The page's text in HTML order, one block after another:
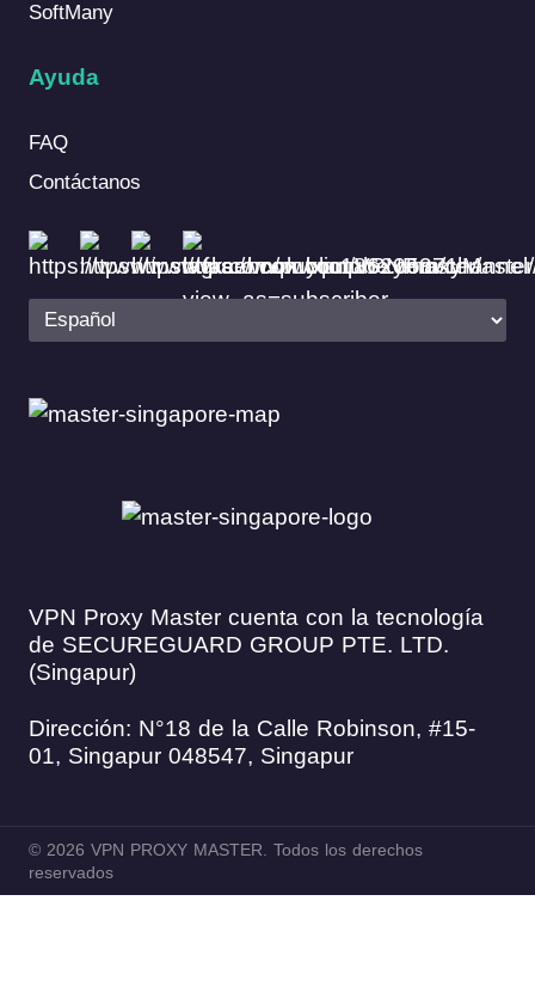
SoftMany
Ayuda
FAQ
Contáctanos
VPN Proxy Master cuenta con la tecnología
de SECUREGUARD GROUP PTE. LTD.
(Singapur)
Dirección: N°18 de la Calle Robinson, #15-
01, Singapur 048547, Singapur
© 2026 VPN PROXY MASTER. Todos los derechos
reservados